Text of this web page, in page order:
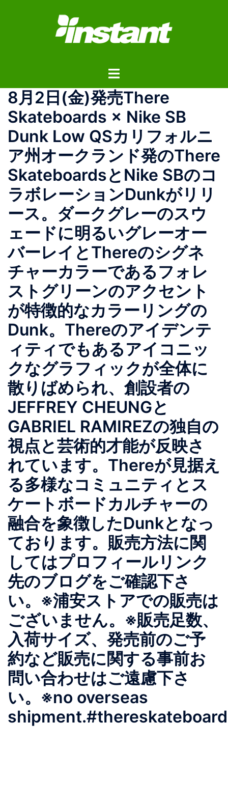
ス
ト
ル
ニ
ュ
ー
8月2日(金)発売There
Skateboards × Nike SB
Dunk Low QSカリフォルニ
ア州オークランド発のThere
SkateboardsとNike SBのコ
ラボレーションDunkがリリ
ース。ダークグレーのスウ
ェードに明るいグレーオー
バーレイとThereのシグネ
チャーカラーであるフォレ
ストグリーンのアクセント
が特徴的なカラーリングの
Dunk。Thereのアイデンテ
ィティでもあるアイコニッ
クなグラフィックが全体に
散りばめられ、創設者の
JEFFREY CHEUNGと
GABRIEL RAMIREZの独自の
視点と芸術的才能が反映さ
れています。Thereが見据え
る多様なコミュニティとス
ケートボードカルチャーの
融合を象徴したDunkとなっ
ております。販売方法に関
してはプロフィールリンク
先のブログをご確認下さ
い。※浦安ストアでの販売は
ございません。※販売足数、
入荷サイズ、発売前のご予
約など販売に関する事前お
問い合わせはご遠慮下さ
い。※no overseas